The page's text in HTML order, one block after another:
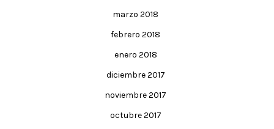
marzo 2018
febrero 2018
enero 2018
diciembre 2017
noviembre 2017
octubre 2017